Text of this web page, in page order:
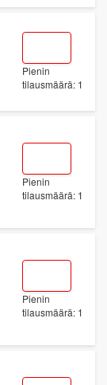
Pienin
tilausmäärä: 1
Pienin
tilausmäärä: 1
Pienin
tilausmäärä: 1